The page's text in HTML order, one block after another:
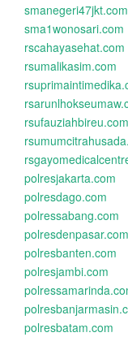
smanegeri47jkt.com
sma1wonosari.com
rscahayasehat.com
rsumalikasim.com
rsufauziahbireu.com
polresjakarta.com
polresdago.com
polressabang.com
polresdenpasar.com
polresbanten.com
polresjambi.com
polresbatam.com